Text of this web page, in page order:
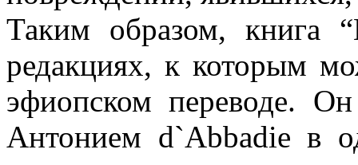
Таким образом, книга
редакциях, к которым
эфиопском переводе.
Антонием d`Abbadie в